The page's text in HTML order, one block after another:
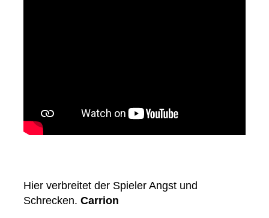
Hier verbreitet der Spieler Angst und
Schrecken. Carrion